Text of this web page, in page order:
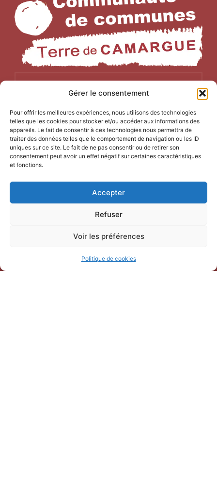
Gérer le consentement
Pour offrir les meilleures expériences, nous utilisons des technologies
telles que les cookies pour stocker et/ou accéder aux informations des
appareils. Le fait de consentir à ces technologies nous permettra de
traiter des données telles que le comportement de navigation ou les ID
uniques sur ce site. Le fait de ne pas consentir ou de retirer son
consentement peut avoir un effet négatif sur certaines caractéristiques
et fonctions.
Accepter
Refuser
Voir les préférences
Politique de cookies
Camargue
247 Bd Gambetta,
30220 Saint-Laurent-d’Aigouze
04 66 77 22 31